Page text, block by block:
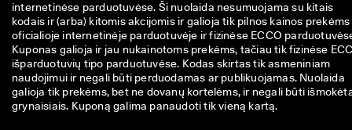
internetinėse parduotuvėse. Ši nuolaida nesumuojama su kitais
kodais ir (arba) kitomis akcijomis ir galioja tik pilnos kainos prekėms
oficialioje internetinėje parduotuvėje ir fizinėse ECCO
Kuponas galioja ir jau nukainotoms prekėms, tačiau tik fizinėse
išparduotuvių tipo parduotuvėse. Kodas skirtas tik asmeniniam
naudojimui ir negali būti perduodamas ar publikuojamas. Nuolaida
galioja tik prekėms, bet ne dovanų kortelėms, ir negali būti
grynaisiais. Kuponą galima panaudoti tik vieną kartą.